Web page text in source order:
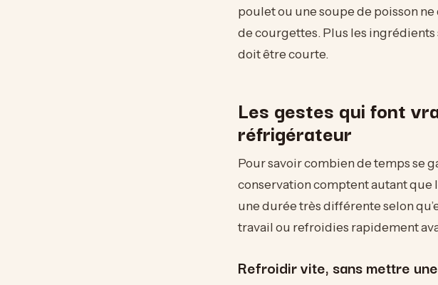
poulet ou une soupe de poisson
de courgettes. Plus les
doit être courte.
Les gestes qui font
réfrigérateur
Pour savoir combien de temps se
conservation comptent autant que
une durée très différente selon
travail ou refroidies rapidement
Refroidir vite, sans mettre